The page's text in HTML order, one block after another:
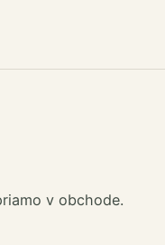
v obchode.